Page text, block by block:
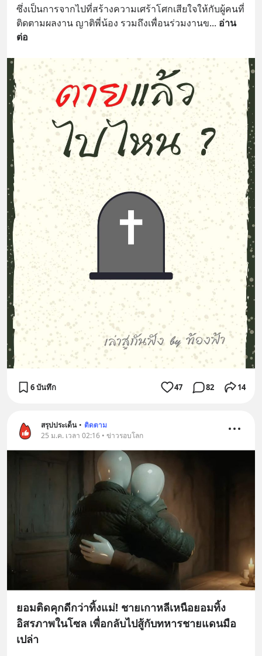
ซึ่งเป็นการจากไปที่สร้างความเศร้าโศกเสียใจให้กับผู้คนที่
ติดตามผลงาน ญาติพี่น้อง รวมถึงเพื่อนร่วมงานข... อ่าน
ต่อ
6 บันทึก 47 82 14
สรุปประเด็น • ติดตาม
25 ม.ค. เวลา 02:16 • ข่าวรอบโลก
ยอมติดคุกดีกว่าทิ้งแม่! ชายเกาหลีเหนือยอมทิ้ง
อิสรภาพในโซล เพื่อกลับไปสู้กับทหารชายแดนมือ
เปล่า